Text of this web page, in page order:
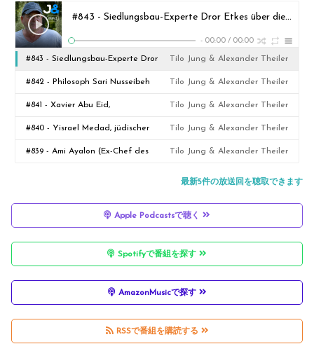
#843 - Siedlungsbau-Experte Dror Etkes über die israelische Gesellschaft
- 00:00 / 00:00
#843 - Siedlungsbau-Experte Dror
Etkes über die israelische
Gesellschaft
Tilo Jung & Alexander Theiler
#842 - Philosoph Sari Nusseibeh
über Frieden zwischen Israelis &
Palästinensern
Tilo Jung & Alexander Theiler
#841 - Xavier Abu Eid,
palästinensischer
Politikwissenschaftler
Tilo Jung & Alexander Theiler
#840 - Yisrael Medad, jüdischer
Siedler in der illegal besetzten
Tilo Jung & Alexander Theiler
#839 - Ami Ayalon (Ex-Chef des Tilo Jung & Alexander Theiler
最新5件の放送回を聴取できます
Apple Podcastsで聴く
Spotifyで番組を探す
AmazonMusicで探す
RSSで番組を購読する